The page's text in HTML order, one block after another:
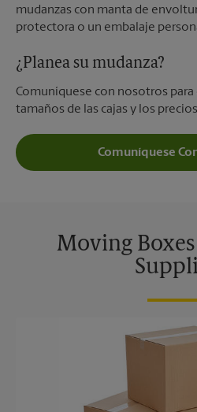
mudanzas con manta de
protectora o un embalaje
¿Planea su mudanza?
Comuníquese con nosotros
tamaños de las cajas y los
Comuníquese
Moving